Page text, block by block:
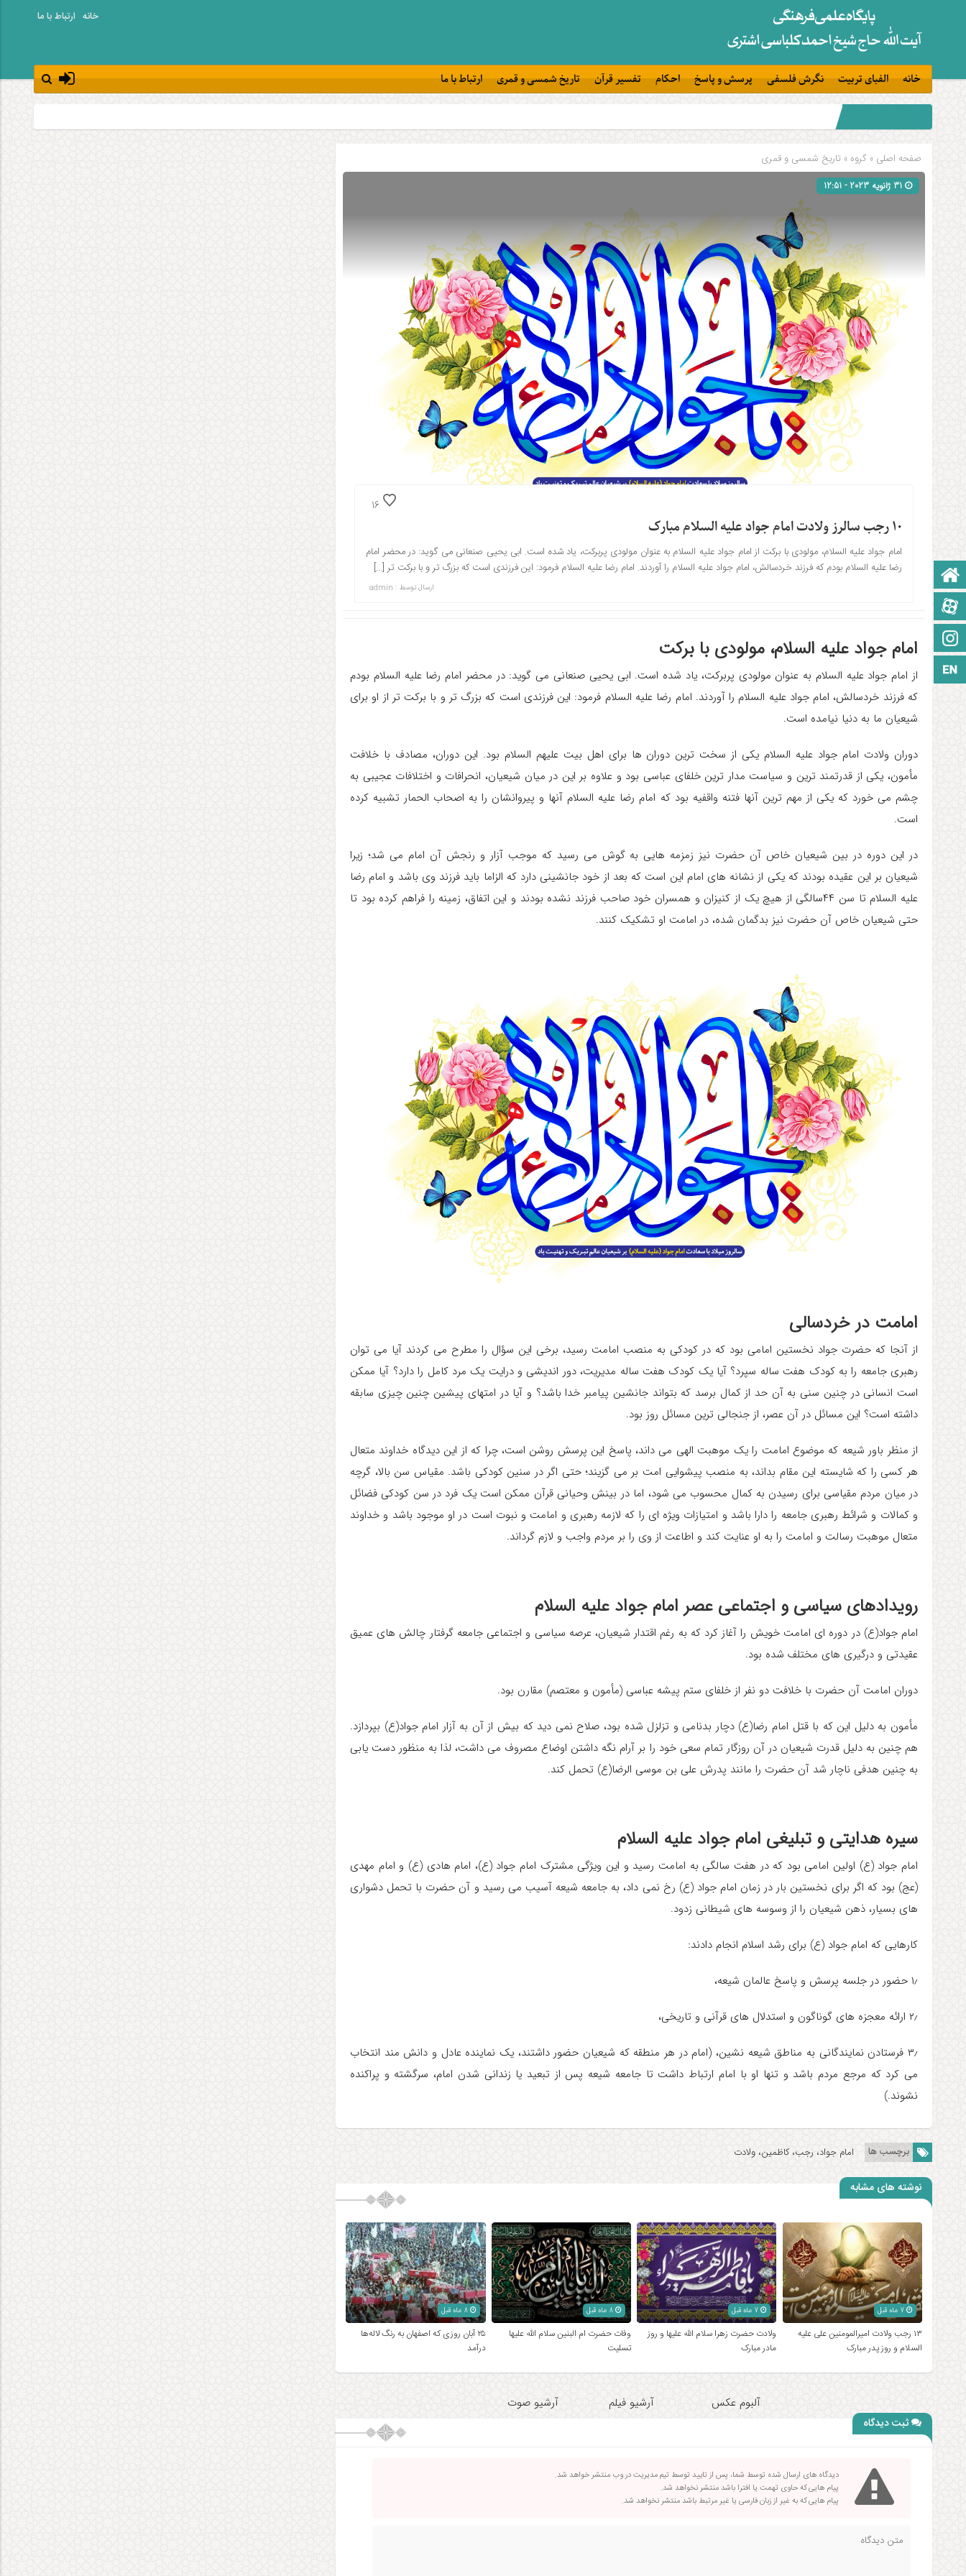
خانه ارتباط با ما
خانه الفبای تربیت نگرش فلسفی پرسش و پاسخ احکام تفسیر قرآن تاریخ شمسی و قمری ارتباط با ما
صفحه نخست
اینستاگرام
زبان انگلیسی
صفحه اصلی » گروه » تاریخ شمسی و قمری
16
۱۰ رجب سالرز ولادت امام جواد علیه السلام مبارک
امام جواد علیه السلام، مولودی با برکت از امام جواد علیه السلام به عنوان مولودی پربرکت، یاد شده است. ابی یحیی صنعانی می گوید: در محضر امام
رضا علیه السلام بودم که فرزند خردسالش، امام جواد علیه السلام را آوردند. امام رضا علیه السلام فرمود: این فرزندی است که بزرگ تر و با برکت تر […]
ارسال توسط : admin
امام جواد علیه السلام، مولودی با برکت
از امام جواد علیه السلام به عنوان مولودی پربرکت، یاد شده است. ابی یحیی صنعانی می گوید: در محضر امام رضا علیه السلام بودم
که فرزند خردسالش، امام جواد علیه السلام را آوردند. امام رضا علیه السلام فرمود: این فرزندی است که بزرگ تر و با برکت تر از او برای
شیعیان ما به دنیا نیامده است.
دوران ولادت امام جواد علیه السلام یکی از سخت ترین دوران ها برای اهل بیت علیهم السلام بود. این دوران، مصادف با خلافت
مأمون، یکی از قدرتمند ترین و سیاست مدار ترین خلفای عباسی بود و علاوه بر این در میان شیعیان، انحرافات و اختلافات عجیبی به
چشم می خورد که یکی از مهم ترین آنها فتنه واقفیه بود که امام رضا علیه السلام آنها و پیروانشان را به اصحاب الحمار تشبیه کرده
است.
در این دوره در بین شیعیان خاص آن حضرت نیز زمزمه هایی به گوش می رسید که موجب آزار و رنجش آن امام می شد؛ زیرا
شیعیان بر این عقیده بودند که یکی از نشانه های امام این است که بعد از خود جانشینی دارد که الزاما باید فرزند وی باشد و امام رضا
علیه السلام تا سن ۴۴سالگی از هیچ یک از کنیزان و همسران خود صاحب فرزند نشده بودند و این اتفاق، زمینه را فراهم کرده بود تا
حتی شیعیان خاص آن حضرت نیز بدگمان شده، در امامت او تشکیک کنند.
امامت در خردسالی
از آنجا که حضرت جواد نخستین امامی بود که در کودکی به منصب امامت رسید، برخی این سؤال را مطرح می کردند آیا می توان
رهبری جامعه را به کودک هفت ساله سپرد؟ آیا یک کودک هفت ساله مدیریت، دور اندیشی و درایت یک مرد کامل را دارد؟ آیا ممکن
است انسانی در چنین سنی به آن حد از کمال برسد که بتواند جانشین پیامبر خدا باشد؟ و آیا در امتهای پیشین چنین چیزی سابقه
داشته است؟ این مسائل در آن عصر، از جنجالی ترین مسائل روز بود.
از منظر باور شیعه که موضوع امامت را یک موهبت الهی می داند، پاسخ این پرسش روشن است، چرا که از این دیدگاه خداوند متعال
هر کسی را که شایسته این مقام بداند، به منصب پیشوایی امت بر می گزیند؛ حتی اگر در سنین کودکی باشد. مقیاس سن بالا، گرچه
در میان مردم مقیاسی برای رسیدن به کمال محسوب می شود، اما در بینش وحیانی قرآن ممکن است یک فرد در سن کودکی فضائل
و کمالات و شرائط رهبری جامعه را دارا باشد و امتیازات ویژه ای را که لازمه رهبری و امامت و نبوت است در او موجود باشد و خداوند
متعال موهبت رسالت و امامت را به او عنایت کند و اطاعت از وی را بر مردم واجب و لازم گرداند.
رویدادهای سیاسی و اجتماعی عصر امام جواد علیه السلام
امام جواد(ع) در دوره ای امامت خویش را آغاز کرد که به رغم اقتدار شیعیان، عرصه سیاسی و اجتماعی جامعه گرفتار چالش های عمیق
عقیدتی و درگیری های مختلف شده بود.
دوران امامت آن حضرت با خلافت دو نفر از خلفای ستم پیشه عباسی (مأمون و معتصم) مقارن بود.
مأمون به دلیل این که با قتل امام رضا(ع) دچار بدنامی و تزلزل شده بود، صلاح نمی دید که بیش از آن به آزار امام جواد(ع) بپردازد.
هم چنین به دلیل قدرت شیعیان در آن روزگار تمام سعی خود را بر آرام نگه داشتن اوضاع مصروف می داشت، لذا به منظور دست یابی
به چنین هدفی ناچار شد آن حضرت را مانند پدرش علی بن موسی الرضا(ع) تحمل کند.
سیره هدایتی و تبلیغی امام جواد علیه السلام
امام جواد (ع) اولین امامی بود که در هفت سالگی به امامت رسید و این ویژگی مشترک امام جواد (ع)، امام هادی (ع) و امام مهدی
(عج) بود که اگر برای نخستین بار در زمان امام جواد (ع) رخ نمی داد، به جامعه شیعه آسیب می رسید و آن حضرت با تحمل دشواری
های بسیار، ذهن شیعیان را از وسوسه های شیطانی زدود.
کارهایی که امام جواد (ع) برای رشد اسلام انجام دادند:
۱٫ حضور در جلسه پرسش و پاسخ عالمان شیعه،
۲٫ ارائه معجزه های گوناگون و استدلال های قرآنی و تاریخی،
۳٫ فرستادن نمایندگانی به مناطق شیعه نشین، (امام در هر منطقه که شیعیان حضور داشتند، یک نماینده عادل و دانش مند انتخاب
می کرد که مرجع مردم باشد و تنها او با امام ارتباط داشت تا جامعه شیعه پس از تبعید یا زندانی شدن امام، سرگشته و پراکنده
نشوند.)
برچسب ها امام جواد، رجب، کاظمین، ولادت
نوشته های مشابه
7 ماه قبل
۱۳ رجب ولادت امیرالمومنین علی علیه
السلام و روز پدر مبارک
7 ماه قبل
ولادت حضرت زهرا سلام الله علیها و روز
مادر مبارک
8 ماه قبل
وفات حضرت ام البنین سلام الله علیها
تسلیت
8 ماه قبل
۲۵ آبان روزی که اصفهان به رنگ لاله‌ها
درآمد
آلبوم عکس آرشیو فیلم
آرشیو صوت
ثبت دیدگاه
دیدگاه های ارسال شده توسط شما، پس از تایید توسط تیم مدیریت در وب منتشر خواهد شد.
پیام هایی که حاوی تهمت یا افترا باشد منتشر نخواهد شد.
پیام هایی که به غیر از زبان فارسی یا غیر مرتبط باشد منتشر نخواهد شد.